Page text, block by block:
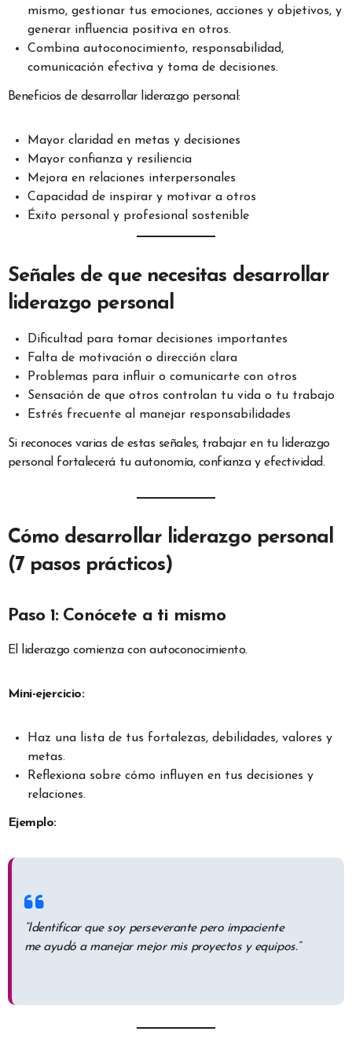
mismo, gestionar tus emociones, acciones y objetivos, y
generar influencia positiva en otros.
Combina autoconocimiento, responsabilidad,
comunicación efectiva y toma de decisiones.
Beneficios de desarrollar liderazgo personal:
Mayor claridad en metas y decisiones
Mayor confianza y resiliencia
Mejora en relaciones interpersonales
Capacidad de inspirar y motivar a otros
Éxito personal y profesional sostenible
Señales de que necesitas desarrollar
liderazgo personal
Dificultad para tomar decisiones importantes
Falta de motivación o dirección clara
Problemas para influir o comunicarte con otros
Sensación de que otros controlan tu vida o tu trabajo
Estrés frecuente al manejar responsabilidades
Si reconoces varias de estas señales, trabajar en tu liderazgo
personal fortalecerá tu autonomía, confianza y efectividad.
Cómo desarrollar liderazgo personal
(7 pasos prácticos)
Paso 1: Conócete a ti mismo
El liderazgo comienza con autoconocimiento.
Mini-ejercicio:
Haz una lista de tus fortalezas, debilidades, valores y
metas.
Reflexiona sobre cómo influyen en tus decisiones y
relaciones.
Ejemplo:
“Identificar que soy perseverante pero impaciente
me ayudó a manejar mejor mis proyectos y equipos.”